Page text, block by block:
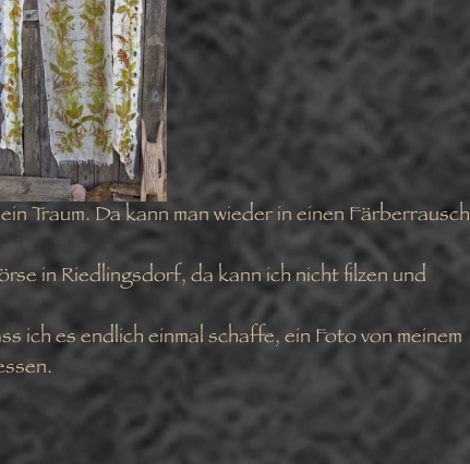
Traum. Da kann man wieder in einen Färberrausch
in Riedlingsdorf, da kann ich nicht filzen und
ich es endlich einmal schaffe, ein Foto von meinem